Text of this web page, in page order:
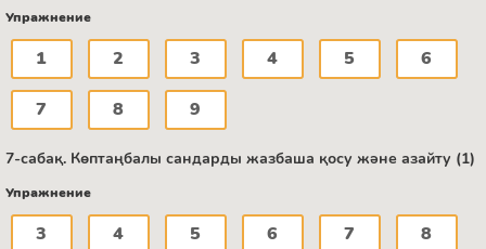
Упражнение
1 2 3 4 5 6
7 8 9
7-сабақ. Көптаңбалы сандарды жазбаша қосу және азайту (1)
Упражнение
3 4 5 6 7 8